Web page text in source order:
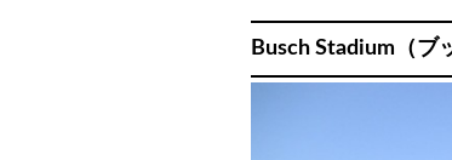
Busch Stadium（ブ